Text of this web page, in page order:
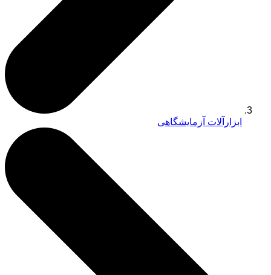
ابزارآلات آزمایشگاهی